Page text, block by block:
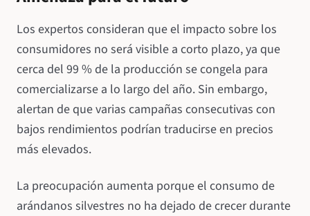
Los expertos consideran que el impacto sobre los
consumidores no será visible a corto plazo, ya que
cerca del 99 % de la producción se congela para
comercializarse a lo largo del año. Sin embargo,
alertan de que varias campañas consecutivas con
bajos rendimientos podrían traducirse en precios
más elevados.
La preocupación aumenta porque el consumo de
arándanos silvestres no ha dejado de crecer durante